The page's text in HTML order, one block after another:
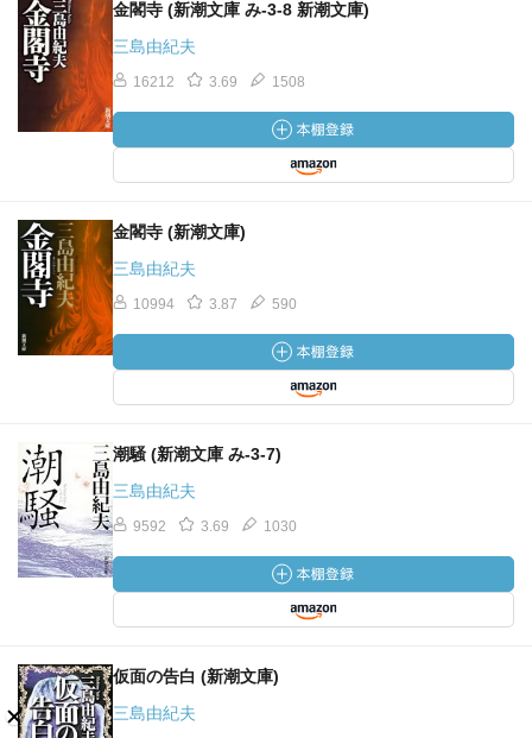
金閣寺 (新潮文庫 み-3-8 新潮文庫)
三島由紀夫
16212 3.69 1508
金閣寺 (新潮文庫)
三島由紀夫
10994 3.87 590
潮騒 (新潮文庫 み-3-7)
三島由紀夫
9592 3.69 1030
仮面の告白 (新潮文庫)
三島由紀夫